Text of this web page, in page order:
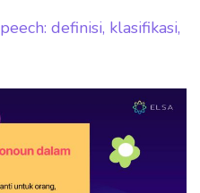
definisi, klasifikasi,